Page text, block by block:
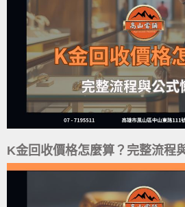
K金回收價格怎麼算？完整流程